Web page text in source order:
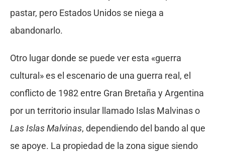
pastar, pero Estados Unidos se niega a
abandonarlo.
Otro lugar donde se puede ver esta «guerra
cultural» es el escenario de una guerra real, el
conflicto de 1982 entre Gran Bretaña y Argentina
por un territorio insular llamado Islas Malvinas o
Las Islas Malvinas, dependiendo del bando al que
se apoye. La propiedad de la zona sigue siendo